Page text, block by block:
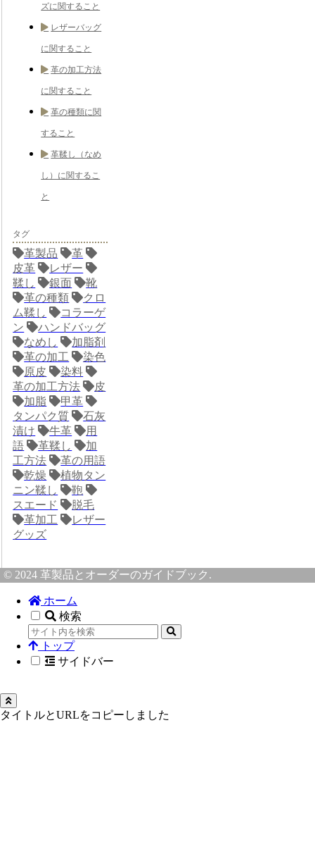
ズに関すること
レザーバッグ
に関すること
革の加工方法
に関すること
革の種類に関
すること
革鞣し（なめ
し）に関するこ
と
タグ
革製品
革
皮革
レザー
鞣し
銀面
靴
革の種類
クロ
ム鞣し
コラーゲ
ン
ハンドバッグ
なめし
加脂剤
革の加工
染色
原皮
染料
革の加工方法
皮
加脂
甲革
タンパク質
石灰
漬け
牛革
用
語
革鞣し
加
工方法
革の用語
乾燥
植物タン
ニン鞣し
鞄
スエード
脱毛
革加工
レザー
グッズ
© 2024 革製品とオーダーのガイドブック.
ホーム
検索
トップ
サイドバー
タイトルとURLをコピーしました